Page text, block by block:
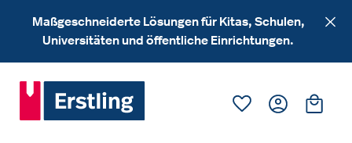
Zum Hauptinhalt springen
Maßgeschneiderte Lösungen für Kitas, Schulen,
Universitäten und öffentliche Einrichtungen.
Du hast 0